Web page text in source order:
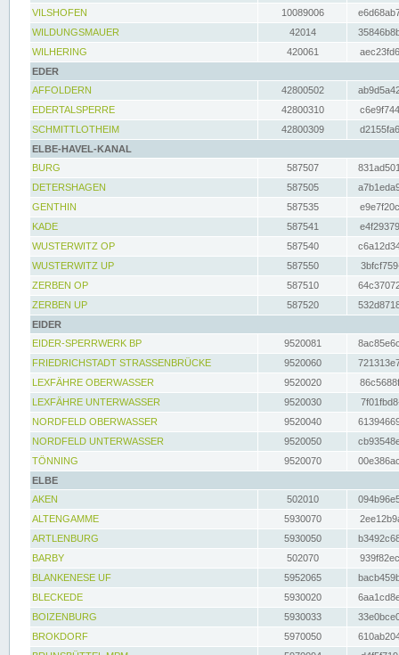
VILSHOFEN
10089006
WILDUNGSMAUER
42014
WILHERING
420061
EDER
AFFOLDERN
42800502
EDERTALSPERRE
42800310
SCHMITTLOTHEIM
42800309
ELBE-HAVEL-KANAL
BURG
587507
DETERSHAGEN
587505
GENTHIN
587535
KADE
587541
WUSTERWITZ OP
587540
WUSTERWITZ UP
587550
ZERBEN OP
587510
ZERBEN UP
587520
EIDER
EIDER-SPERRWERK BP
9520081
FRIEDRICHSTADT STRASSENBRÜCKE
9520060
LEXFÄHRE OBERWASSER
9520020
LEXFÄHRE UNTERWASSER
9520030
NORDFELD OBERWASSER
9520040
NORDFELD UNTERWASSER
9520050
TÖNNING
9520070
ELBE
AKEN
502010
ALTENGAMME
5930070
ARTLENBURG
5930050
BARBY
502070
BLANKENESE UF
5952065
BLECKEDE
5930020
BOIZENBURG
5930033
BROKDORF
5970050